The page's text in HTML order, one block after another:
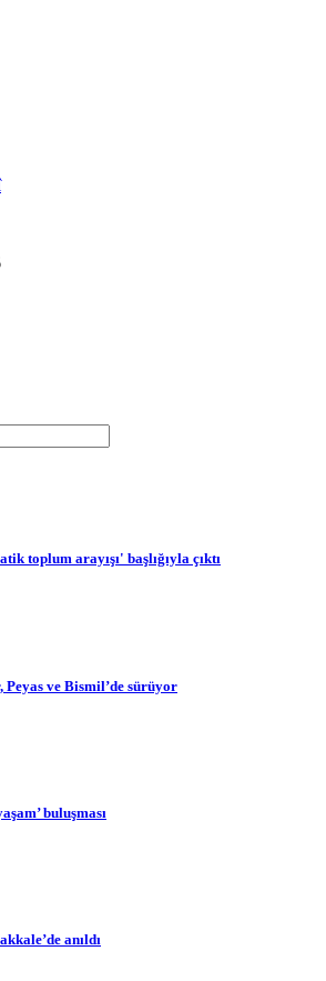
toplum arayışı' başlığıyla çıktı
Peyas ve Bismil’de sürüyor
buluşması
anıldı